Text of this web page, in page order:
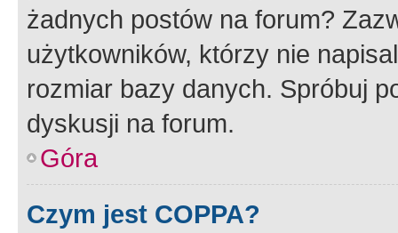
żadnych postów na forum?
użytkowników, którzy nie
rozmiar bazy danych. Spróbuj
dyskusji na forum.
Góra
Czym jest COPPA?